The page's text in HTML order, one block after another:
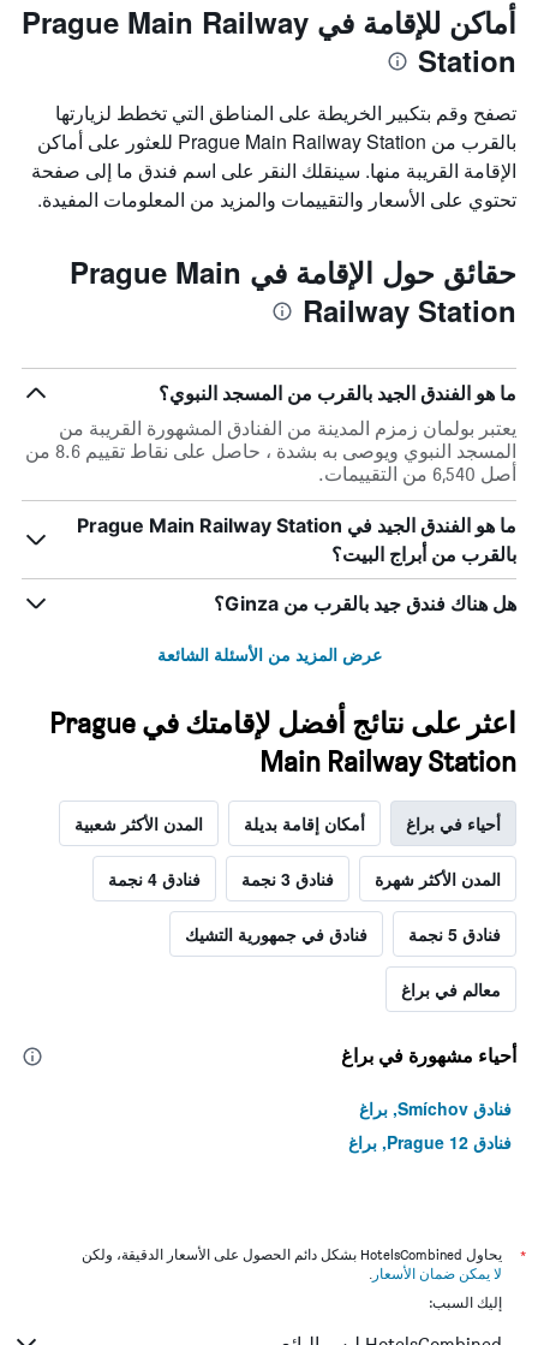
أماكن للإقامة في Prague Main Railway
Station
تصفح وقم بتكبير الخريطة على المناطق التي تخطط لزيارتها
بالقرب من Prague Main Railway Station للعثور على أماكن
الإقامة القريبة منها. سينقلك النقر على اسم فندق ما إلى صفحة
تحتوي على الأسعار والتقييمات والمزيد من المعلومات المفيدة.
حقائق حول الإقامة في Prague Main
Railway Station
ما هو الفندق الجيد بالقرب من المسجد النبوي؟
يعتبر بولمان زمزم المدينة من الفنادق المشهورة القريبة من
المسجد النبوي ويوصى به بشدة ، حاصل على نقاط تقييم 8.6 من
أصل 6,540 من التقييمات.
ما هو الفندق الجيد في Prague Main Railway Station
بالقرب من أبراج البيت؟
هل هناك فندق جيد بالقرب من Ginza؟
عرض المزيد من الأسئلة الشائعة
اعثر على نتائج أفضل لإقامتك في Prague
Main Railway Station
أحياء في براغ أمكان إقامة بديلة المدن الأكثر شعبية
المدن الأكثر شهرة فنادق 3 نجمة فنادق 4 نجمة
فنادق 5 نجمة فنادق في جمهورية التشيك
معالم في براغ
أحياء مشهورة في براغ
فنادق Smíchov, براغ
فنادق Prague 12, براغ
*
يحاول HotelsCombined بشكل دائم الحصول على الأسعار الدقيقة، ولكن
لا يمكن ضمان الأسعار .
إليك السبب: